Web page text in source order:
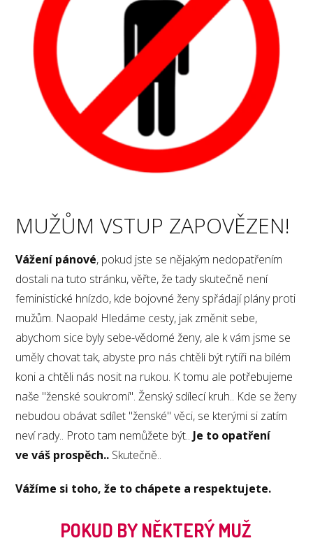
MUŽŮM VSTUP ZAPOVĚZEN!
Vážení pánové, pokud jste se nějakým nedopatřením
dostali na tuto stránku, věřte, že tady skutečně není
feministické hnízdo, kde bojovné ženy spřádají plány proti
mužům. Naopak! Hledáme cesty, jak změnit sebe,
abychom sice byly sebe-vědomé ženy, ale k vám jsme se
uměly chovat tak, abyste pro nás chtěli být rytíři na bílém
koni a chtěli nás nosit na rukou. K tomu ale potřebujeme
naše "ženské soukromí". Ženský sdílecí kruh.. Kde se ženy
nebudou obávat sdílet "ženské" věci, se kterými si zatím
neví rady.. Proto tam nemůžete být.. Je to opatření
ve váš prospěch.. Skutečně..
Vážíme si toho, že to chápete a respektujete.
POKUD BY NĚKTERÝ MUŽ